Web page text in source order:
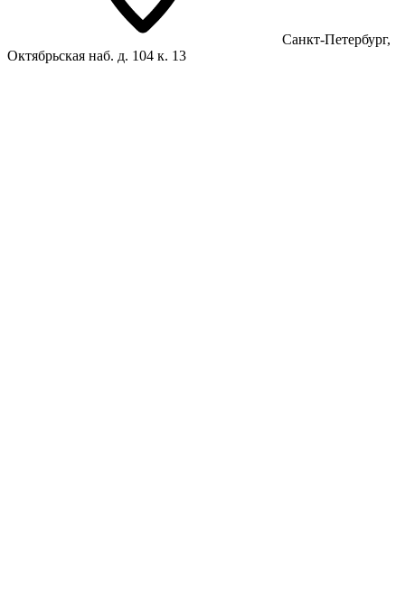
Санкт-Петербург,
Октябрьская наб. д. 104 к. 13